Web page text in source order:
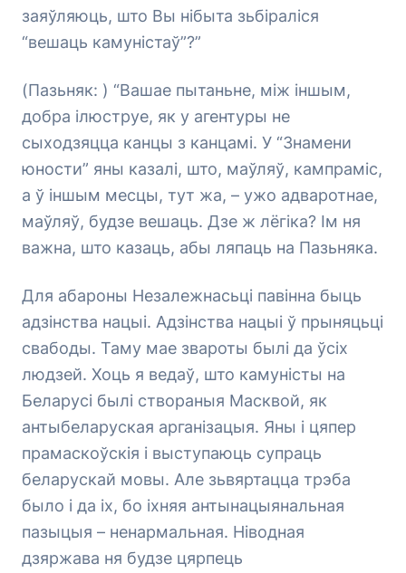
заяўляюць, што Вы нібыта зьбіраліся
“вешаць камуністаў”?”
(Пазьняк: ) “Вашае пытаньне, між іншым,
добра ілюструе, як у агентуры не
сыходзяцца канцы з канцамі. У “Знамени
юности” яны казалі, што, маўляў, кампраміс,
а ў іншым месцы, тут жа, – ужо адваротнае,
маўляў, будзе вешаць. Дзе ж лёгіка? Ім ня
важна, што казаць, абы ляпаць на Пазьняка.
Для абароны Незалежнасьці павінна быць
адзінства нацыі. Адзінства нацыі ў прыняцьці
свабоды. Таму мае звароты былі да ўсіх
людзей. Хоць я ведаў, што камуністы на
Беларусі былі створаныя Масквой, як
антыбеларуская арганізацыя. Яны і цяпер
прамаскоўскія і выступаюць супраць
беларускай мовы. Але зьвяртацца трэба
было і да іх, бо іхняя антынацыянальная
пазыцыя – ненармальная. Ніводная
дзяржава ня будзе цярпець